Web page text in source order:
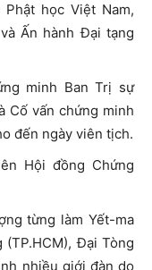
học Việt Nam,
Ấn hành Đại tạng
minh Ban Trị sự
Cố vấn chứng minh
đến ngày viên tịch.
Hội đồng Chứng
từng làm Yết-ma
Đại Tòng
nhiều giới đàn do